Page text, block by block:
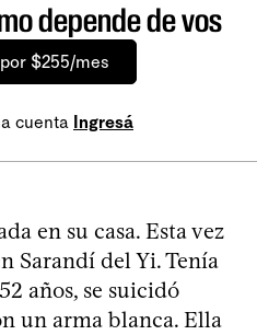
depende de vos
$255/mes
cuenta Ingresá
en su casa. Esta vez
Sarandí del Yi. Tenía
años, se suicidó
un arma blanca. Ella